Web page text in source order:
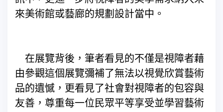
來美術館或藝廊的規劃設計當中。
在展覽背後，筆者看見的不僅是視障者藉
由參觀這個展覽彌補了無法以視覺欣賞藝術
品的遺憾，更看見了社會對視障者的包容與
友善，尊重每一位民眾平等享受並學習藝術